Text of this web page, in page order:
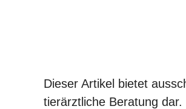
Dieser Artikel bietet
tierärztliche Beratung